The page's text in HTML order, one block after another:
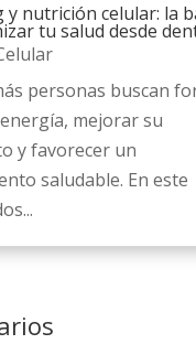
y nutrición celular: la
tu salud desde
personas buscan
mejorar su
y favorecer un
saludable. En este